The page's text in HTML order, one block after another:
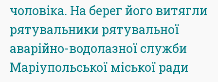
чоловіка. На берег його витягли
рятувальники рятувальної
аварійно-водолазної служби
Маріупольської міської ради